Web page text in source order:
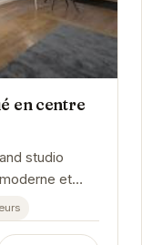
en centre
studio
et
des...